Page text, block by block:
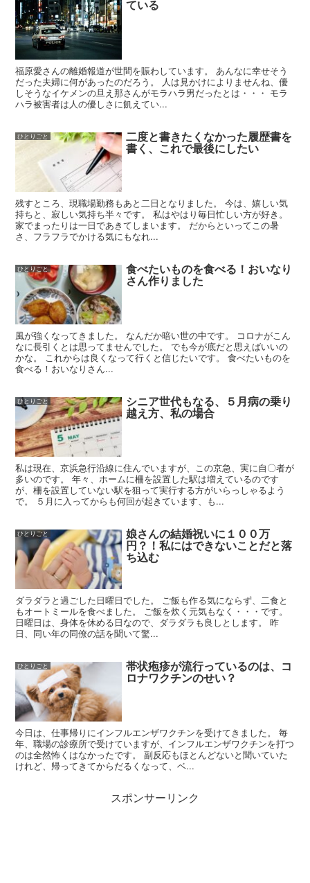
ている
福原愛さんの離婚報道が世間を賑わしています。 あんなに幸せそう
だった夫婦に何があったのだろう。 人は見かけによりませんね、優
しそうなイケメンの旦え那さんがモラハラ男だったとは・・・ モラ
ハラ被害者は人の優しさに飢えてい...
ひとりごと 二度と書きたくなかった履歴書を
書く、これで最後にしたい
残すところ、現職場勤務もあと二日となりました。 今は、嬉しい気
持ちと、寂しい気持ち半々です。 私はやはり毎日忙しい方が好き。
家でまったりは一日であきてしまいます。 だからといってこの暑
さ、フラフラでかける気にもなれ...
ひとりごと 食べたいものを食べる！おいなり
さん作りました
風が強くなってきました。 なんだか暗い世の中です。 コロナがこん
なに長引くとは思ってませんでした。 でも今が底だと思えばいいの
かな。 これからは良くなって行くと信じたいです。 食べたいものを
食べる！おいなりさん...
ひとりごと シニア世代もなる、５月病の乗り
越え方、私の場合
私は現在、京浜急行沿線に住んでいますが、この京急、実に自〇者が
多いのです。 年々、ホームに柵を設置した駅は増えているのです
が、柵を設置していない駅を狙って実行する方がいらっしゃるよう
で。 ５月に入ってからも何回が起きています、も...
ひとりごと 娘さんの結婚祝いに１００万
円？！私にはできないことだと落
ち込む
ダラダラと過ごした日曜日でした。 ご飯も作る気にならず、二食と
もオートミールを食べました。 ご飯を炊く元気もなく・・・です。
日曜日は、身体を休める日なので、ダラダラも良しとします。 昨
日、同い年の同僚の話を聞いて驚...
ひとりごと 帯状疱疹が流行っているのは、コ
ロナワクチンのせい？
今日は、仕事帰りにインフルエンザワクチンを受けてきました。 毎
年、職場の診療所で受けていますが、インフルエンザワクチンを打つ
のは全然怖くはなかったです。 副反応もほとんどないと聞いていた
けれど、帰ってきてからだるくなって、ベ...
スポンサーリンク